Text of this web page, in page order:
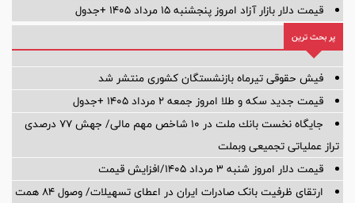
قیمت دلار بازار آزاد امروز پنجشنبه ۱۵ مرداد ۱۴۰۵ +جدول
پر بحث ترین
فیش حقوقی تیرماه بازنشستگان کشوری منتشر شد
قیمت جدید سکه و طلا امروز جمعه ۲ مرداد ۱۴۰۵ +جدول
جایگاه نخست بانك ملت در 10 شاخص مهم مالی/ جهش 77 درصدی
تراز عملیاتی تجمیعی وبملت
قیمت دلار امروز شنبه ۳ مرداد ۱۴۰۵/افزایش قیمت
ارتقای ظرفیت بانک صادرات ایران در اعطای تسهیلات/ وصول ۸۴ همت